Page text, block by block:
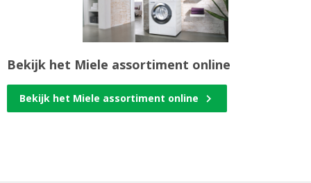
Bekijk het Miele assortiment online
Bekijk het Miele assortiment online